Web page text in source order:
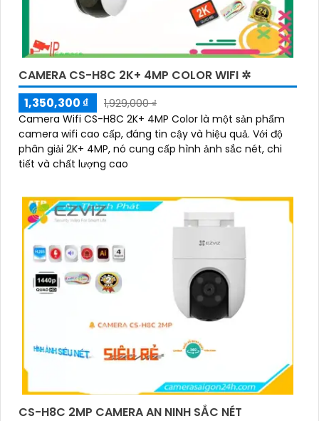
CAMERA CS-H8C 2K+ 4MP COLOR WIFI ✲
1,350,300 ₫
1,929,000 ₫
Camera Wifi CS-H8C 2K+ 4MP Color là một sản phẩm
camera wifi cao cấp, đáng tin cậy và hiệu quả. Với độ
phân giải 2K+ 4MP, nó cung cấp hình ảnh sắc nét, chi
tiết và chất lượng cao
CS-H8C 2MP CAMERA AN NINH SẮC NÉT